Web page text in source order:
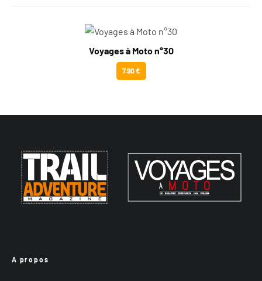
Voyages à Moto n°30
7.90 €
A propos